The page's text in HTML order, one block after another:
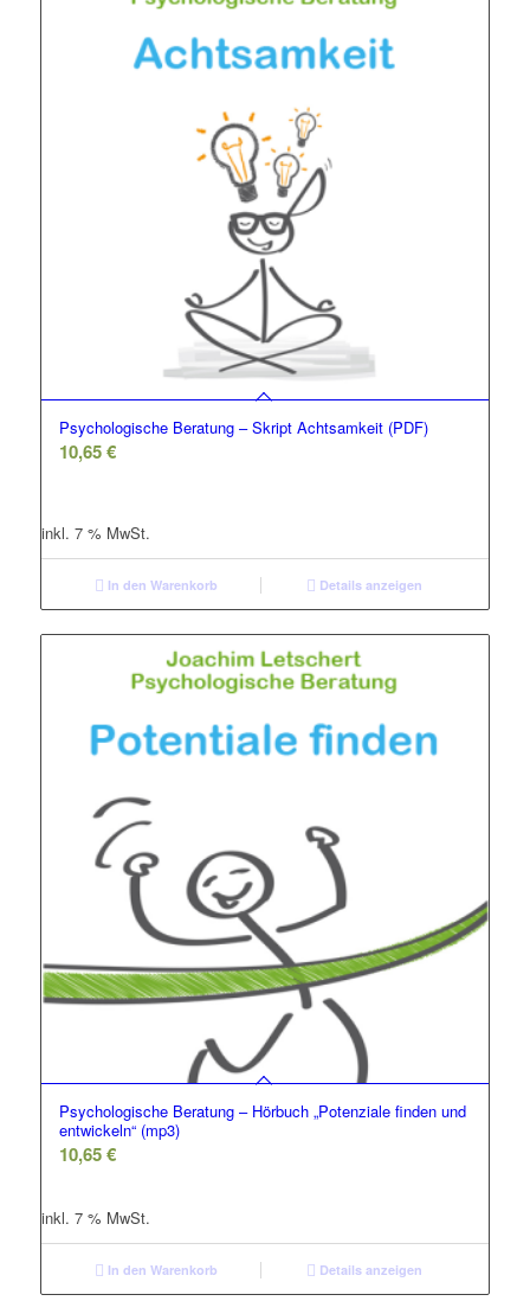
Psychologische Beratung – Skript Achtsamkeit (PDF)
10,65€
inkl. 7 % MwSt.
In den Warenkorb Details anzeigen
Psychologische Beratung – Hörbuch „Potenziale finden und
entwickeln“ (mp3)
10,65€
inkl. 7 % MwSt.
In den Warenkorb Details anzeigen